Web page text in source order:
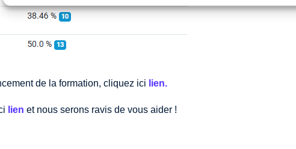
de la formation, cliquez ici lien.
lien et nous serons ravis de vous aider !